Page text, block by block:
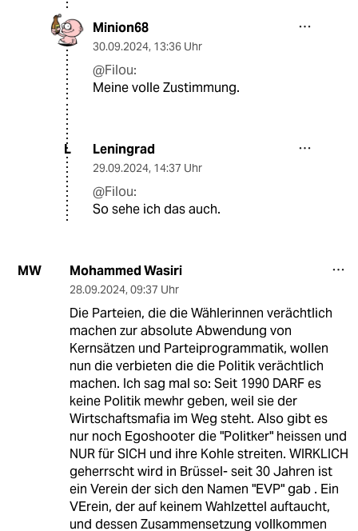
Minion68
30.09.2024, 13:36 Uhr
@Filou:
Meine volle Zustimmung.
L Leningrad
29.09.2024, 14:37 Uhr
@Filou:
So sehe ich das auch.
MW Mohammed Wasiri
28.09.2024, 09:37 Uhr
Die Parteien, die die Wählerinnen verächtlich
machen zur absolute Abwendung von
Kernsätzen und Parteiprogrammatik, wollen
nun die verbieten die die Politik verächtlich
machen. Ich sag mal so: Seit 1990 DARF es
keine Politik mewhr geben, weil sie der
Wirtschaftsmafia im Weg steht. Also gibt es
nur noch Egoshooter die "Politker" heissen und
NUR für SICH und ihre Kohle streiten. WIRKLICH
geherrscht wird in Brüssel- seit 30 Jahren ist
ein Verein der sich den Namen "EVP" gab . Ein
VErein, der auf keinem Wahlzettel auftaucht,
und dessen Zusammensetzung vollkommen